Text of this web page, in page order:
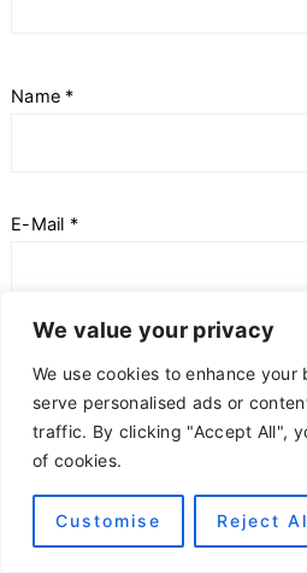
We value your privacy
We use cookies to enhance your
serve personalised ads or
traffic. By clicking "Accept All",
of cookies.
Customise Reject
Name *
E-Mail *
Website in diesem
Kommentierung